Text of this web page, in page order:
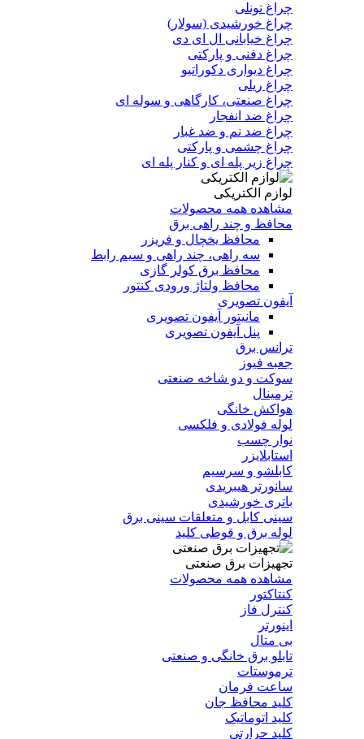
چراغ تونلی
چراغ خورشیدی (سولار)
چراغ خیابانی ال ای دی
چراغ دفنی و پارکتی
چراغ دیواری دکوراتیو
چراغ ریلی
چراغ صنعتی، کارگاهی و سوله ای
چراغ ضد انفجار
چراغ ضد نم و ضد غبار
چراغ چشمی و پارکتی
چراغ‌ زیر‌ پله‌ ای و کنار‌ پله‌ ای
لوازم الکتریکی
مشاهده همه محصولات
محافظ و چند راهی برق
محافظ یخچال و فریزر
سه راهی، چند راهی و سیم رابط
محافظ برق کولر گازی
محافظ ولتاژ ورودی کنتور
آیفون تصویری
مانیتور آیفون تصویری
پنل آیفون تصویری
ترانس برق
جعبه فیوز
سوکت و دو شاخه صنعتی
ترمینال
هواکش خانگی
لوله فولادی و فلکسی
نوار چسب
استابلایزر
کابلشو و سرسیم
سانورتر هیبریدی
باتری خورشیدی
سینی کابل و متعلقات سینی برق
لوله برق و قوطی کلید
تجهیزات برق صنعتی
مشاهده همه محصولات
کنتاکتور
کنترل فاز
اینورتر
بی متال
تابلو برق خانگی و صنعتی
ترموستات
ساعت فرمان
کلید محافظ جان
کلید اتوماتیک
کلید حرارتی